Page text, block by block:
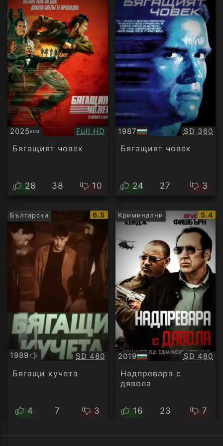
2025SUB
Субтитри Качество:
Full HD
Бягащият човек
28 38 10
1987
БГ
аудио
SD 360
Бягащият човек
24 27 3
Български
IMDb
рейтинг:
6.5
1989
Оригинално
аудио
Качество:
SD 480
Бягащи кучета
4 7 3
Криминални
IMDb
5.4
2019
БГ
аудио
SD 480
Надпревара с
дявола
16 23 7